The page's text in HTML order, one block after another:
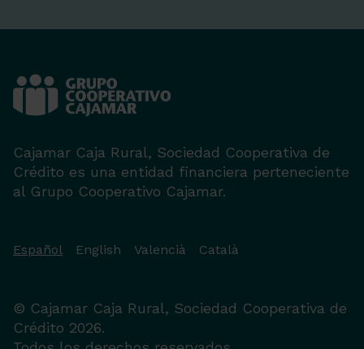
Cajamar Caja Rural, Sociedad Cooperativa de
Crédito es una entidad financiera perteneciente
al Grupo Cooperativo Cajamar.
Español English Valencià Català
© Cajamar Caja Rural, Sociedad Cooperativa de
Crédito 2026.